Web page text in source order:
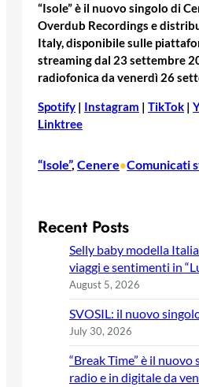
“Isole” è il nuovo singolo di
Overdub Recordings e
Italy, disponibile sulle
streaming dal 23 settembre
radiofonica da venerdì 26
Spotify | Instagram | TikTok |
Linktree
“Isole”, Cenere•Comunicati
Recent Posts
Selly baby modella
viaggi e sentimenti in
August 5, 2026
SVOSIL: il nuovo
July 30, 2026
“Break Time” è il
radio e in digitale da